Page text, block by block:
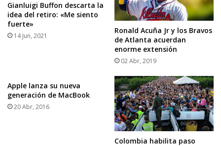
Gianluigi Buffon descarta la
idea del retiro: «Me siento
fuerte»
14 Jun, 2021
Ronald Acuña Jr y los Bravos
de Atlanta acuerdan
enorme extensión
02 Abr, 2019
Apple lanza su nueva
generación de MacBook
20 Abr, 2016
Colombia habilita paso